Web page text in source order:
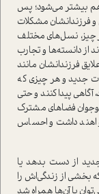
هم بيشتر مي‌شود؛ پس
و فرزندانشان مشكلات
چيز، نسل‌هاي مختلف
از دانسته‌ها و تجارب
فرزندانشان مانند
جديد و هر چيزي كه
پيدا كنند و حتي
نوجوان فضاهاي مشترك
داشت و احساس
از دست بدهد يا
بخشي از زندگي‌اش را
با آن‌ها همراه شد